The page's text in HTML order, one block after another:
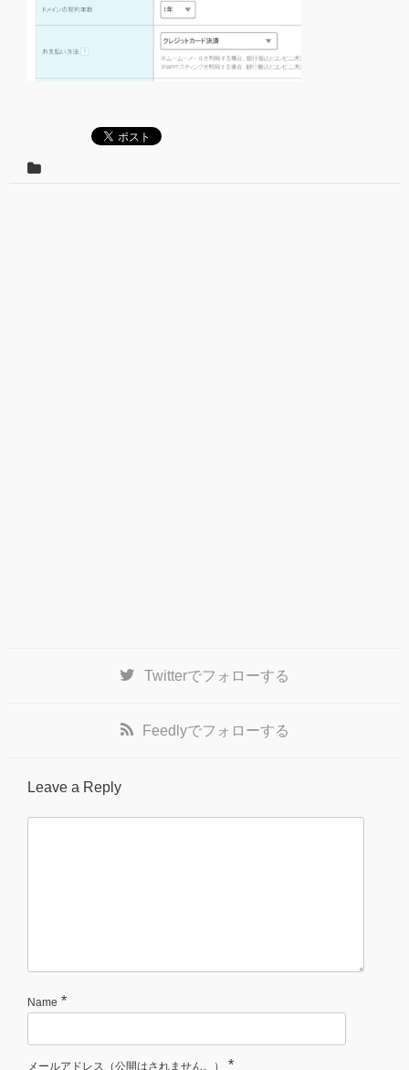
Twitterでフォローする
Feedlyでフォローする
Leave a Reply
Name *
メールアドレス（公開はされません。） *